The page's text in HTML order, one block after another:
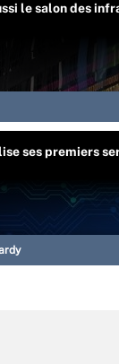
le salon des
ses premiers